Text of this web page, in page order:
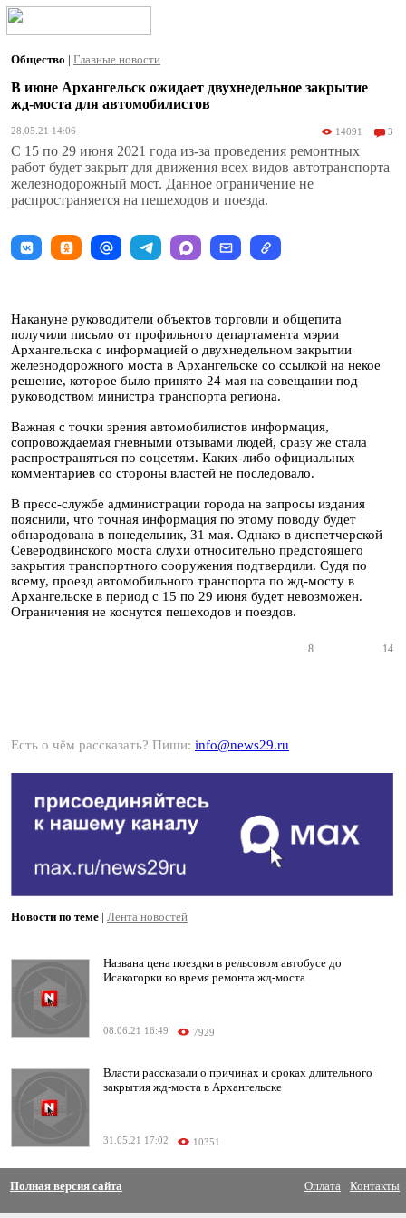
Общество | Главные новости
В июне Архангельск ожидает двухнедельное закрытие
жд-моста для автомобилистов
28.05.21 14:06 14091 3
С 15 по 29 июня 2021 года из-за проведения ремонтных
работ будет закрыт для движения всех видов автотранспорта
железнодорожный мост. Данное ограничение не
распространяется на пешеходов и поезда.
Накануне руководители объектов торговли и общепита
получили письмо от профильного департамента мэрии
Архангельска с информацией о двухнедельном закрытии
железнодорожного моста в Архангельске со ссылкой на некое
решение, которое было принято 24 мая на совещании под
руководством министра транспорта региона.
Важная с точки зрения автомобилистов информация,
сопровождаемая гневными отзывами людей, сразу же стала
распространяться по соцсетям. Каких-либо официальных
комментариев со стороны властей не последовало.
В пресс-службе администрации города на запросы издания
пояснили, что точная информация по этому поводу будет
обнародована в понедельник, 31 мая. Однако в диспетчерской
Северодвинского моста слухи относительно предстоящего
закрытия транспортного сооружения подтвердили. Судя по
всему, проезд автомобильного транспорта по жд-мосту в
Архангельске в период с 15 по 29 июня будет невозможен.
Ограничения не коснутся пешеходов и поездов.
8 14
Есть о чём рассказать? Пиши: info@news29.ru
Новости по теме | Лента новостей
Названа цена поездки в рельсовом автобусе до
Исакогорки во время ремонта жд-моста
08.06.21 16:49 7929
Власти рассказали о причинах и сроках длительного
закрытия жд-моста в Архангельске
31.05.21 17:02 10351
Полная версия сайта Оплата Контакты